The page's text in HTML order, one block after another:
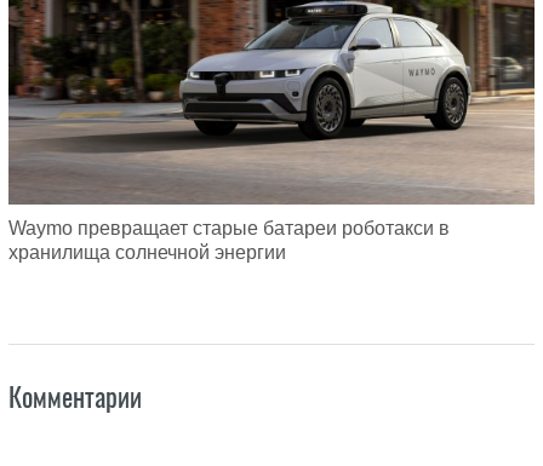
Waymo превращает старые батареи роботакси в
хранилища солнечной энергии
Комментарии